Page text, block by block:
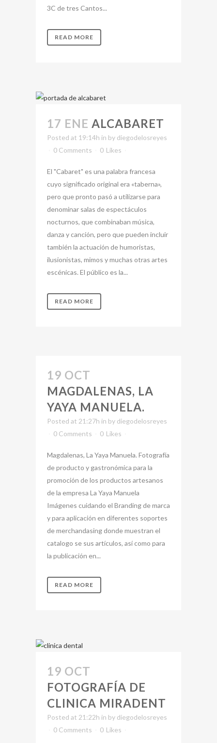
3C de tres Cantos...
READ MORE
17 ENE ALCABARET
Posted at 19:14h in by diegodelosreyes
0 Comments
0 Likes
El "Cabaret" es una palabra francesa
cuyo significado original era «taberna»,
pero que pronto pasó a utilizarse para
denominar salas de espectáculos
nocturnos, que combinaban música,
danza y canción, pero que pueden incluir
también la actuación de humoristas,
ilusionistas, mimos y muchas otras artes
escénicas. El público es la...
READ MORE
19 OCT
MAGDALENAS, LA
YAYA MANUELA.
Posted at 21:27h in by diegodelosreyes
0 Comments
0 Likes
Magdalenas, La Yaya Manuela. Fotografía
de producto y gastronómica para la
promoción de los productos artesanos
de la empresa La Yaya Manuela
Imágenes cuidando el Branding de marca
y para aplicación en diferentes soportes
de merchandasing donde muestran el
catalogo se sus artículos, así como para
la publicación en...
READ MORE
19 OCT
FOTOGRAFÍA DE
CLINICA MIRADENT
Posted at 21:22h in by diegodelosreyes
0 Comments
0 Likes